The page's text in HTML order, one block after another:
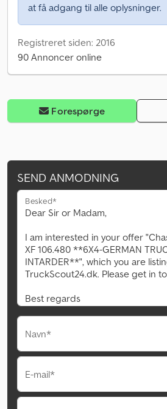
at få adgang til alle oplysninger.
Registreret siden: 2016
90 Annoncer online
Forespørge
SEND ANMODNING
Besked*
Navn*
E-mail*